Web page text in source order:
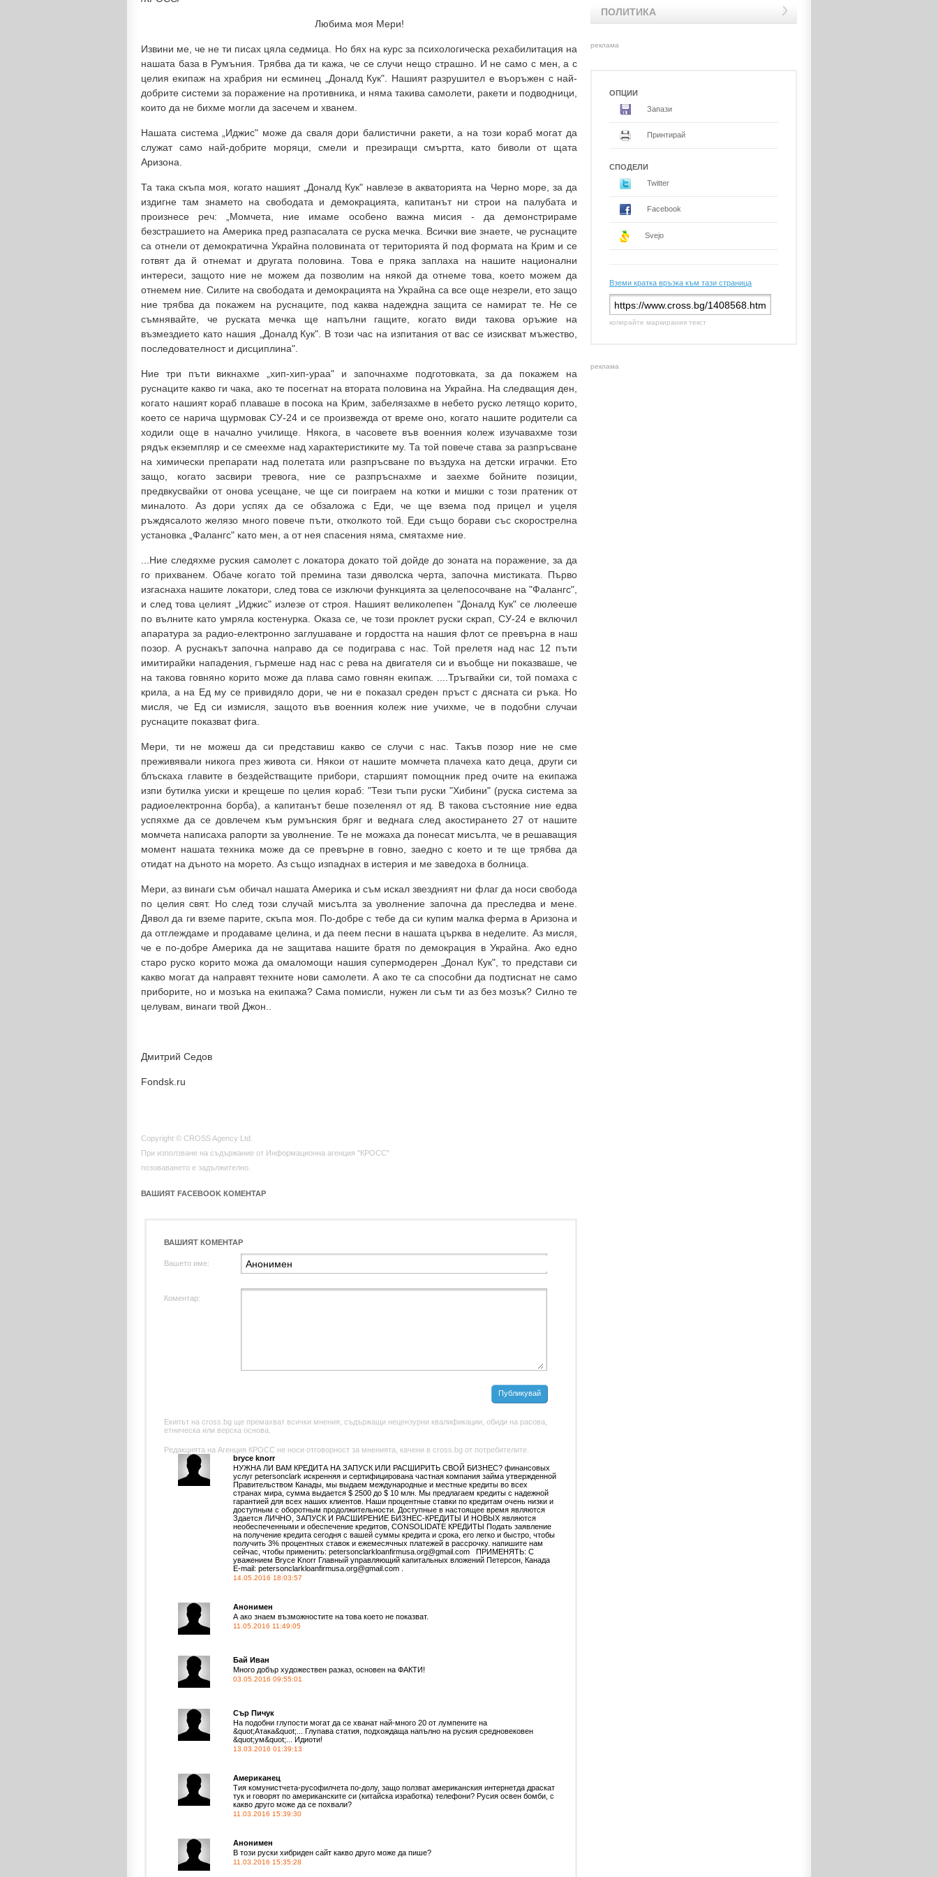
Любима моя Мери!
Извини ме, че не ти писах цяла седмица. Но бях на курс за психологическа рехабилитация на
нашата база в Румъния. Трябва да ти кажа, че се случи нещо страшно. И не само с мен, а с
целия екипаж на храбрия ни есминец „Доналд Кук". Нашият разрушител е въоръжен с най-
добрите системи за поражение на противника, и няма такива самолети, ракети и подводници,
които да не бихме могли да засечем и хванем.
Нашата система „Иджис" може да сваля дори балистични ракети, а на този кораб могат да
служат само най-добрите моряци, смели и презиращи смъртта, като биволи от щата
Аризона.
Та така скъпа моя, когато нашият „Доналд Кук" навлезе в акваторията на Черно море, за да
издигне там знамето на свободата и демокрацията, капитанът ни строи на палубата и
произнесе реч: „Момчета, ние имаме особено важна мисия - да демонстрираме
безстрашието на Америка пред разпасалата се руска мечка. Всички вие знаете, че руснаците
са отнели от демократична Украйна половината от територията й под формата на Крим и се
готвят да й отнемат и другата половина. Това е пряка заплаха на нашите национални
интереси, защото ние не можем да позволим на някой да отнеме това, което можем да
отнемем ние. Силите на свободата и демокрацията на Украйна са все още незрели, ето защо
ние трябва да покажем на руснаците, под каква надеждна защита се намират те. Не се
съмнявайте, че руската мечка ще напълни гащите, когато види такова оръжие на
възмездието като нашия „Доналд Кук". В този час на изпитания от вас се изискват мъжество,
последователност и дисциплина".
Ние три пъти викнахме „хип-хип-ураа" и започнахме подготовката, за да покажем на
руснаците какво ги чака, ако те посегнат на втората половина на Украйна. На следващия ден,
когато нашият кораб плаваше в посока на Крим, забелязахме в небето руско летящо корито,
което се нарича щурмовак СУ-24 и се произвежда от време оно, когато нашите родители са
ходили още в начално училище. Някога, в часовете във военния колеж изучавахме този
рядък екземпляр и се смеехме над характеристиките му. Та той повече става за разпръсване
на химически препарати над полетата или разпръсване по въздуха на детски играчки. Ето
защо, когато засвири тревога, ние се разпръснахме и заехме бойните позиции,
предвкусвайки от онова усещане, че ще си поиграем на котки и мишки с този пратеник от
миналото. Аз дори успях да се обзаложа с Еди, че ще взема под прицел и уцеля
ръждясалото желязо много повече пъти, отколкото той. Еди също борави със скорострелна
установка „Фалангс" като мен, а от нея спасения няма, смятахме ние.
...Ние следяхме руския самолет с локатора докато той дойде до зоната на поражение, за да
го прихванем. Обаче когато той премина тази дяволска черта, започна мистиката. Първо
изгаснаха нашите локатори, след това се изключи функцията за целепосочване на "Фалангс",
и след това целият
Иджис" излезе от строя. Нашият великолепен "Доналд Кук" се люлееше
по вълните като умряла костенурка. Оказа се, че този проклет руски скрап, СУ-24 е включил
апаратура за радио-електронно заглушаване и гордостта на нашия флот се превърна в наш
позор. А руснакът започна направо да се подиграва с нас. Той прелетя над нас 12 пъти
имитирайки нападения, гърмеше над нас с рева на двигателя си и въобще ни показваше, че
на такова говняно корито може да плава само говнян екипаж. ....Тръгвайки си, той помаха с
крила, а на Ед му се привидяло дори, че ни е показал среден пръст с дясната си ръка. Но
мисля, че Ед си измисля, защото във военния колеж ние учихме, че в подобни случаи
руснаците показват фига.
Мери, ти не можеш да си представиш какво се случи с нас. Такъв позор ние не сме
преживявали никога през живота си. Някои от нашите момчета плачеха като деца, други си
блъскаха главите в бездействащите прибори, старшият помощник пред очите на екипажа
изпи бутилка уиски и крещеше по целия кораб: "Тези тъпи руски "Хибини" (руска система за
радиоелектронна борба), а капитанът беше позеленял от яд. В такова състояние ние едва
успяхме да се довлечем към румънския бряг и веднага след акостирането 27 от нашите
момчета написаха рапорти за уволнение. Те не можаха да понесат мисълта, че в решаващия
момент нашата техника може да се превърне в говно, заедно с което и те ще трябва да
отидат на дъното на морето. Аз също изпаднах в истерия и ме заведоха в болница.
Мери, аз винаги съм обичал нашата Америка и съм искал звездният ни флаг да носи свобода
по целия свят. Но след този случай мисълта за уволнение започна да преследва и мене.
Дявол да ги вземе парите, скъпа моя. По-добре с тебе да си купим малка ферма в Аризона и
да отглеждаме и продаваме целина, и да пеем песни в нашата църква в неделите. Аз мисля,
че е по-добре Америка да не защитава нашите братя по демокрация в Украйна. Ако едно
старо руско корито можа да омаломощи нашия супермодерен
Донал Кук", то представи си
какво могат да направят техните нови самолети. А ако те са способни да подтиснат не само
приборите, но и мозъка на екипажа? Сама помисли, нужен ли съм ти аз без мозък? Силно те
целувам, винаги твой Джон..
Дмитрий Седов
Fondsk.ru
Copyright © CROSS Agency Ltd.
При използване на съдържание от Информационна агенция "КРОСС"
позоваването е задължително.
ВАШИЯТ FACEBOOK КОМЕНТАР
ВАШИЯТ КОМЕНТАР
Вашето име:
Коментар:
Публикувай
Екипът на cross.bg ще премахват всички мнения, съдържащи нецензурни квалификации, обиди на расова,
етническа или верска основа.
Редакцията на Агенция КРОСС не носи отговорност за мненията, качени в cross.bg от потребителите.
bryce knorr
НУЖНА ЛИ ВАМ КРЕДИТА НА ЗАПУСК ИЛИ РАСШИРИТЬ СВОЙ БИЗНЕС? финансовых
услуг petersonclark искренняя и сертифицирована частная компания займа утвержденной
Правительством Канады, мы выдаем международные и местные кредиты во всех
странах мира, сумма выдается $ 2500 до $ 10 млн. Мы предлагаем кредиты с надежной
гарантией для всех наших клиентов. Наши процентные ставки по кредитам очень низки и
доступным с оборотным продолжительности. Доступные в настоящее время являются
Здается ЛИЧНО, ЗАПУСК И РАСШИРЕНИЕ БИЗНЕС-КРЕДИТЫ И НОВЫХ являются
необеспеченными и обеспечение кредитов, CONSOLIDATE КРЕДИТЫ Подать заявление
на получение кредита сегодня с вашей суммы кредита и срока, его легко и быстро, чтобы
получить 3% процентных ставок и ежемесячных платежей в рассрочку. напишите нам
сейчас, чтобы применить: petersonclarkloanfirmusa.org@gmail.com ПРИМЕНЯТЬ: С
уважением Bryce Knorr Главный управляющий капитальных вложений Петерсон, Канада
E-mail: petersonclarkloanfirmusa.org@gmail.com .
14.05.2016 18:03:57
Анонимен
А ако знаем възможностите на това което не показват.
11.05.2016 11:49:05
Бай Иван
Много добър художествен разказ, основен на ФАКТИ!
03.05.2016 09:55:01
Сър Пичук
На подобни глупости могат да се хванат най-много 20 от лумпените на
&quot;Атака&quot;... Глупава статия, подхождаща напълно на руския средновековен
&quot;ум&quot;... Идиоти!
13.03.2016 01:39:13
Американец
Тия комунистчета-русофилчета по-долу, защо ползват американския интернетда драскат
тук и говорят по американските си (китайска изработка) телефони? Русия освен бомби, с
какво друго може да се похвали?
11.03.2016 15:39:30
Анонимен
В този руски хибриден сайт какво друго може да пише?
11.03.2016 15:35:28
ПОЛИТИКА
реклама
ОПЦИИ
Запази
Принтирай
СПОДЕЛИ
Twitter
Facebook
Svejo
Вземи кратка връзка към тази страница
копирайте маркирания текст
реклама